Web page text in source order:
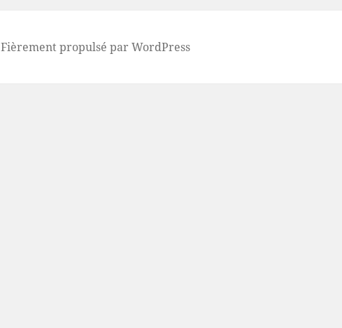
Fièrement propulsé par WordPress